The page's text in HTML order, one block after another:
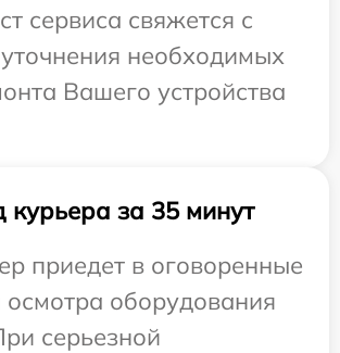
сервиса свяжется с
необходимых
Вашего устройства
курьера за 35 минут
приедет в оговоренные
осмотра оборудования
серьезной